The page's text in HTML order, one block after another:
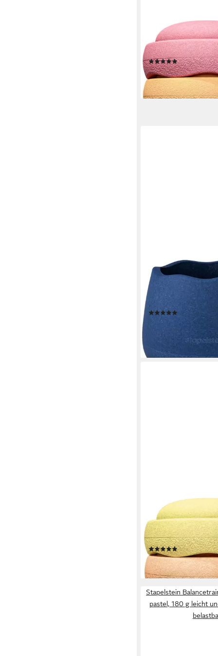
STAPELSTEIN
Balancetrainer
Mini rainbow pastel
(1)
ab 79,95 €
lieferbar - in 3-4
STAPELSTEIN
Balancetrainer
Balance-Basis für
Sitzen; Made in
ab 89,95 €
lieferbar - in 3-4
STAPELSTEIN
Balancetrainer
180 g leicht und bis
belastbar
(1)
97,95 €
lieferbar - in 6-7
Stapelstein
pastel, 180 g leicht